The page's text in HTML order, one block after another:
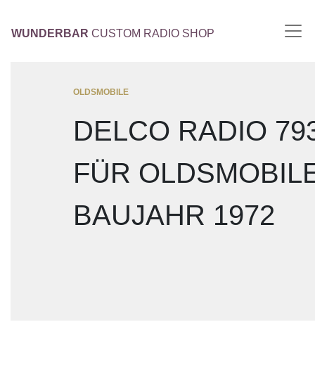
WUNDERBAR CUSTOM RADIO SHOP
OLDSMOBILE
DELCO RADIO
FÜR
BAUJAHR 1972